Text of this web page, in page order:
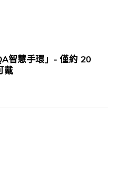
智慧手環」- 僅約 20
戴